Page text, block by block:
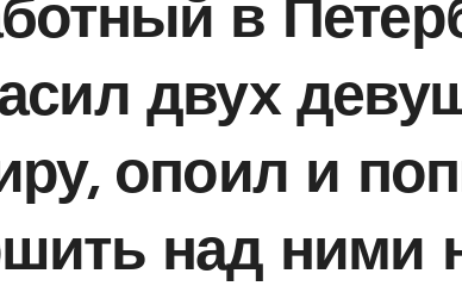
в
двух
опоил и
над ними